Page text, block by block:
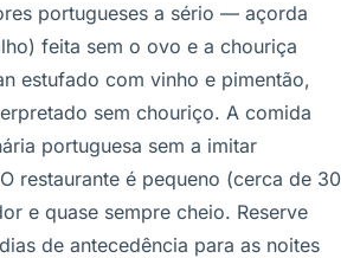
portugueses a sério — açorda
feita sem o ovo e a chouriça
estufado com vinho e pimentão,
sem chouriço. A comida
portuguesa sem a imitar
restaurante é pequeno (cerca de 30
e quase sempre cheio. Reserve
de antecedência para as noites